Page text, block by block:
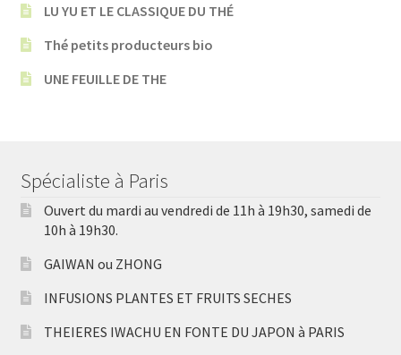
LU YU ET LE CLASSIQUE DU THÉ
Thé petits producteurs bio
UNE FEUILLE DE THE
Spécialiste à Paris
Ouvert du mardi au vendredi de 11h à 19h30, samedi de
10h à 19h30.
GAIWAN ou ZHONG
INFUSIONS PLANTES ET FRUITS SECHES
THEIERES IWACHU EN FONTE DU JAPON à PARIS